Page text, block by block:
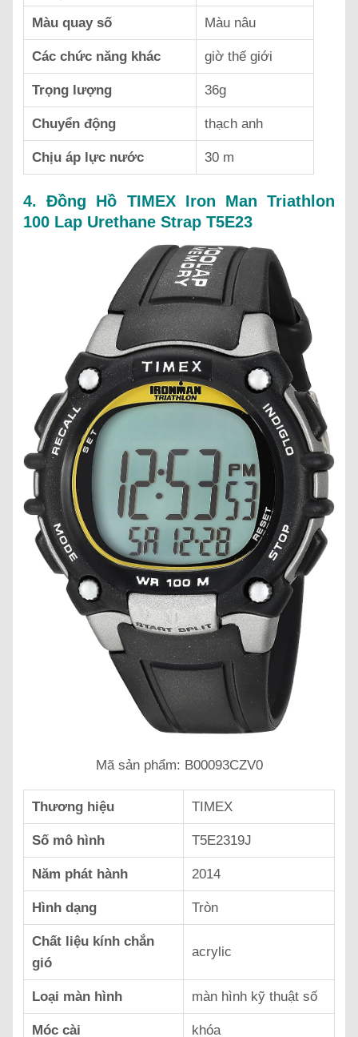
Màu quay số Màu nâu
Các chức năng khác giờ thế giới
Trọng lượng 36g
Chuyển động thạch anh
Chịu áp lực nước 30 m
4. Đồng Hồ TIMEX Iron Man Triathlon
100 Lap Urethane Strap T5E23
Mã sản phẩm: B00093CZV0
Thương hiệu TIMEX
Số mô hình T5E2319J
Năm phát hành 2014
Hình dạng Tròn
Chất liệu kính chắn
gió
acrylic
Loại màn hình màn hình kỹ thuật số
Móc cài khóa